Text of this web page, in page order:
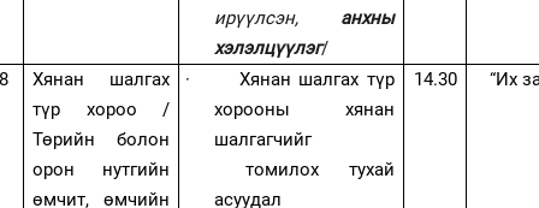
ирүүлсэн, анхны
хэлэлцүүлэг/
8
Хянан шалгах
түр хороо /
Төрийн болон
орон нутгийн
өмчит, өмчийн
·
Хянан шалгах түр
хорооны хянан
шалгагчийг
томилох тухай
асуудал
14.30 “Их